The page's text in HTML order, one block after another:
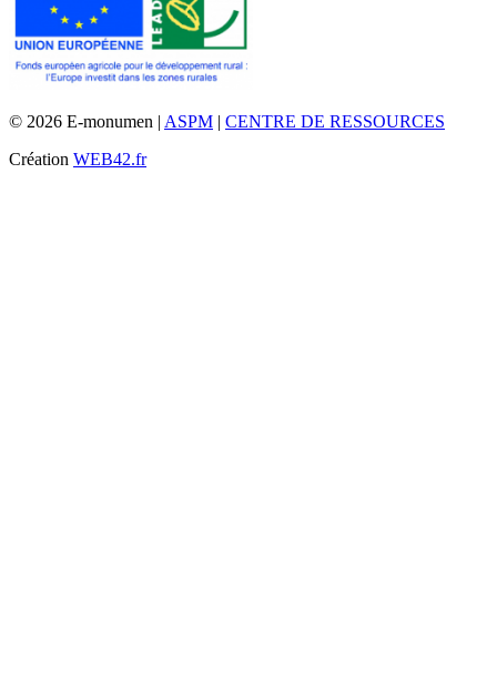
© 2026 E-monumen | ASPM | CENTRE DE RESSOURCES
Création WEB42.fr